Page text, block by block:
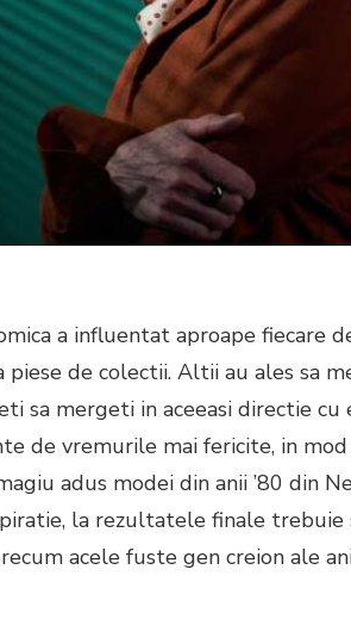
a influentat aproape fiecare
de colectii. Altii au ales sa
sa mergeti in aceeasi directie cu
de vremurile mai fericite, in
adus modei din anii ’80 din
la rezultatele finale trebuie
acele fuste gen creion ale